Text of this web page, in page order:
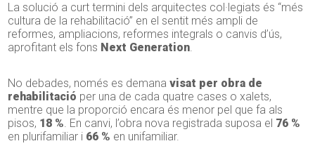
La solució a curt termini dels arquitectes col·legiats és “més
cultura de la rehabilitació” en el sentit més ampli de
reformes, ampliacions, reformes integrals o canvis d’ús,
aprofitant els fons Next Generation.
No debades, només es demana visat per obra de
rehabilitació per una de cada quatre cases o xalets,
mentre que la proporció encara és menor pel que fa als
pisos, 18 %. En canvi, l’obra nova registrada suposa el 76 %
en plurifamiliar i 66 % en unifamiliar.